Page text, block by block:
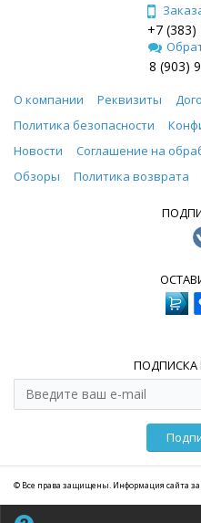
+7 (383)
8 (903)
О компании Реквизиты
Политика безопасности
Новости
Соглашение на
Обзоры
Политика возврата
ПОДПИСКА
© Все права защищены. Информация сайта